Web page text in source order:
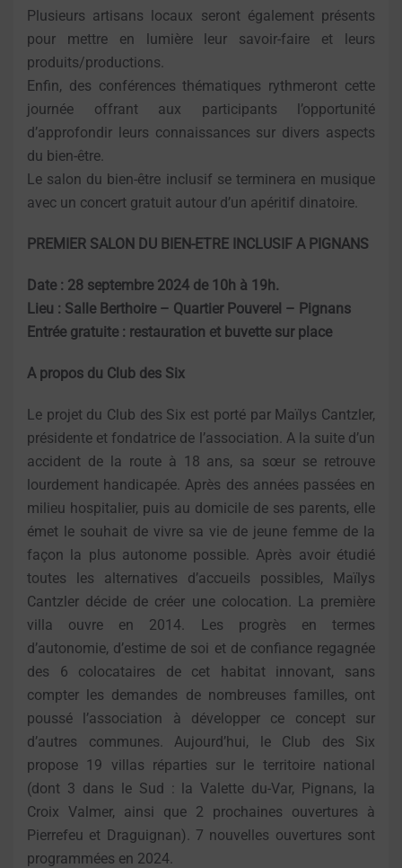
Plusieurs artisans locaux seront également présents
pour mettre en lumière leur savoir-faire et leurs
produits/productions.
Enfin, des conférences thématiques rythmeront cette
journée offrant aux participants l’opportunité
d’approfondir leurs connaissances sur divers aspects
du bien-être.
Le salon du bien-être inclusif se terminera en musique
avec un concert gratuit autour d’un apéritif dinatoire.
PREMIER SALON DU BIEN-ETRE INCLUSIF A PIGNANS
Date : 28 septembre 2024 de 10h à 19h.
Lieu : Salle Berthoire – Quartier Pouverel – Pignans
Entrée gratuite : restauration et buvette sur place
A propos du Club des Six
Le projet du Club des Six est porté par Maïlys Cantzler,
présidente et fondatrice de l’association. A la suite d’un
accident de la route à 18 ans, sa sœur se retrouve
lourdement handicapée. Après des années passées en
milieu hospitalier, puis au domicile de ses parents, elle
émet le souhait de vivre sa vie de jeune femme de la
façon la plus autonome possible. Après avoir étudié
toutes les alternatives d’accueils possibles, Maïlys
Cantzler décide de créer une colocation. La première
villa ouvre en 2014. Les progrès en termes
d’autonomie, d’estime de soi et de confiance regagnée
des 6 colocataires de cet habitat innovant, sans
compter les demandes de nombreuses familles, ont
poussé l’association à développer ce concept sur
d’autres communes. Aujourd’hui, le Club des Six
propose 19 villas réparties sur le territoire national
(dont 3 dans le Sud : la Valette du-Var, Pignans, la
Croix Valmer, ainsi que 2 prochaines ouvertures à
Pierrefeu et Draguignan). 7 nouvelles ouvertures sont
programmées en 2024.